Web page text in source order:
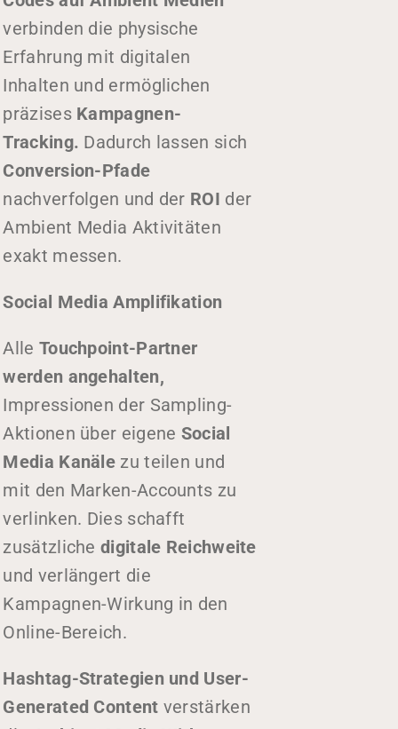
verbinden die physische
Erfahrung mit digitalen
Inhalten und ermöglichen
präzises Kampagnen-
Tracking. Dadurch lassen sich
Conversion-Pfade
nachverfolgen und der ROI der
Ambient Media Aktivitäten
exakt messen.
Social Media Amplifikation
Alle Touchpoint-Partner
werden angehalten,
Impressionen der Sampling-
Aktionen über eigene Social
Media Kanäle zu teilen und
mit den Marken-Accounts zu
verlinken. Dies schafft
zusätzlichedigitale Reichweite
und verlängert die
Kampagnen-Wirkung in den
Online-Bereich.
Hashtag-Strategien und User-
Generated Content verstärken